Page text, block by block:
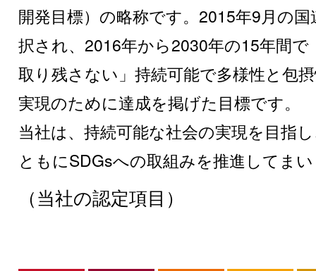
開発目標）の略称です。2015年9月の
択され、2016年から2030年の15年間で
取り残さない」持続可能で多様性と包
実現のために達成を掲げた目標です。
当社は、持続可能な社会の実現を目指
ともにSDGsへの取組みを推進してま
（当社の認定項目）